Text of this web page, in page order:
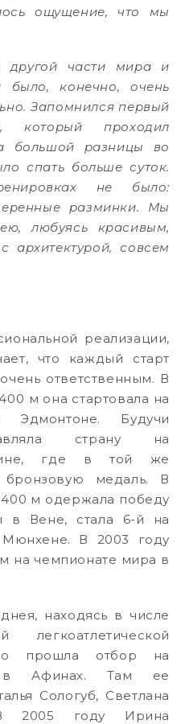
ощущение, что мы
другой части мира и
конечно, очень
Запомнился первый
который проходил
большой разницы во
спать больше суток.
не было:
разминки. Мы
любуясь красивым,
архитектурой, совсем
реализации,
что каждый старт
ответственным. В
м она стартовала на
Будучи
страну на
где в той же
бронзовую медаль. В
м одержала победу
в Вене, стала 6-й на
В 2003 году
на чемпионате мира в
находясь в числе
легкоатлетической
прошла отбор на
в Афинах. Там ее
Сологуб, Светлана
2005 году Ирина